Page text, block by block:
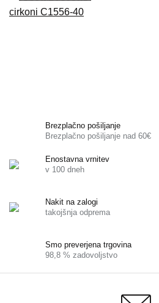
Brezplačno pošiljanje
Brezplačno pošiljanje nad 60€
Enostavna vrnitev
v 100 dneh
Nakit na zalogi
takojšnja odprema
Smo preverjena trgovina
98,8 % zadovoljstvo